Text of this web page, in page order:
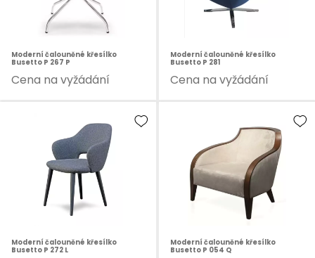
Moderní čalouněné křesílko
Busetto P 267 P
Cena na vyžádání
Moderní čalouněné křesílko
Busetto P 281
Cena na vyžádání
Moderní čalouněné křesílko
Busetto P 272 L
Moderní čalouněné křesílko
Busetto P 054 Q